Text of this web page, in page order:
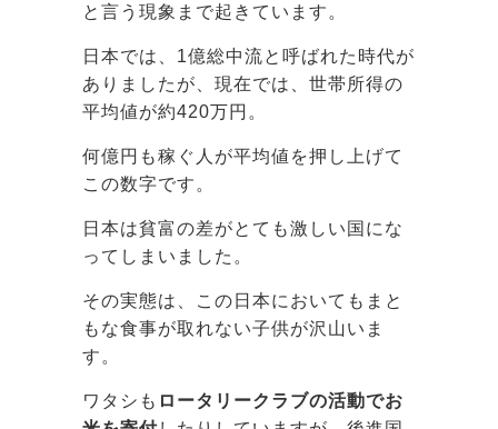
と言う現象まで起きています。
日本では、1億総中流と呼ばれた時代が
ありましたが、現在では、世帯所得の
平均値が約420万円。
何億円も稼ぐ人が平均値を押し上げて
この数字です。
日本は貧富の差がとても激しい国にな
ってしまいました。
その実態は、この日本においてもまと
もな食事が取れない子供が沢山いま
す。
ワタシも ロータリークラブの活動でお